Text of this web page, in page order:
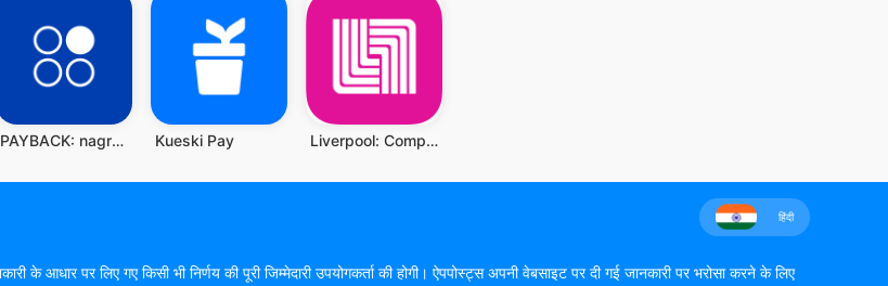
PAYBACK: nagrody za zakupy Kueski Pay Liverpool: Compras online
हिंदी
के आधार पर लिए गए किसी भी निर्णय की पूरी जिम्मेदारी उपयोगकर्ता की होगी। ऐपपोस्ट्स अपनी वेबसाइट पर दी गई जानकारी पर भरोसा करने के लिए